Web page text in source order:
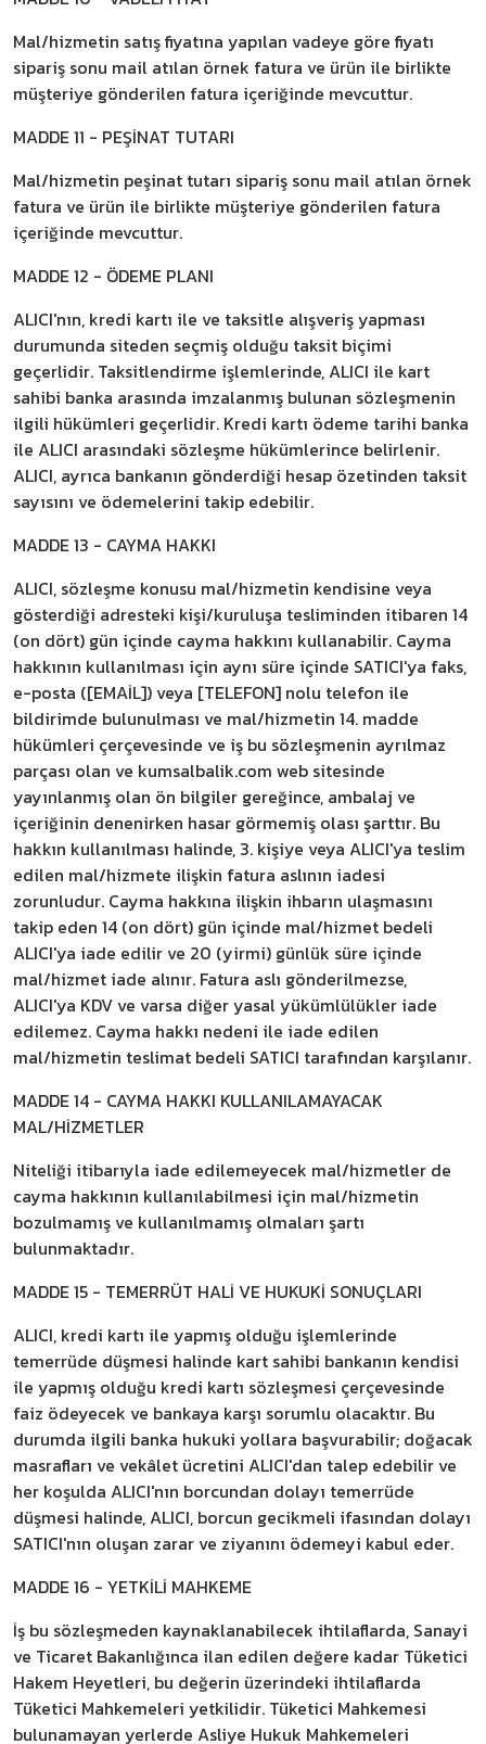
Mal/hizmetin satış fiyatına yapılan vadeye göre fiyatı
sipariş sonu mail atılan örnek fatura ve ürün ile birlikte
müşteriye gönderilen fatura içeriğinde mevcuttur.
MADDE 11 - PEŞİNAT TUTARI
Mal/hizmetin peşinat tutarı sipariş sonu mail atılan örnek
fatura ve ürün ile birlikte müşteriye gönderilen fatura
içeriğinde mevcuttur.
MADDE 12 - ÖDEME PLANI
ALICI'nın, kredi kartı ile ve taksitle alışveriş yapması
durumunda siteden seçmiş olduğu taksit biçimi
geçerlidir. Taksitlendirme işlemlerinde, ALICI ile kart
sahibi banka arasında imzalanmış bulunan sözleşmenin
ilgili hükümleri geçerlidir. Kredi kartı ödeme tarihi banka
ile ALICI arasındaki sözleşme hükümlerince belirlenir.
ALICI, ayrıca bankanın gönderdiği hesap özetinden taksit
sayısını ve ödemelerini takip edebilir.
MADDE 13 - CAYMA HAKKI
ALICI, sözleşme konusu mal/hizmetin kendisine veya
gösterdiği adresteki kişi/kuruluşa tesliminden itibaren 14
(on dört) gün içinde cayma hakkını kullanabilir. Cayma
hakkının kullanılması için aynı süre içinde SATICI'ya faks,
e-posta ([EMAİL]) veya [TELEFON] nolu telefon ile
bildirimde bulunulması ve mal/hizmetin 14. madde
hükümleri çerçevesinde ve iş bu sözleşmenin ayrılmaz
parçası olan ve kumsalbalik.com web sitesinde
yayınlanmış olan ön bilgiler gereğince, ambalaj ve
içeriğinin denenirken hasar görmemiş olası şarttır. Bu
hakkın kullanılması halinde, 3. kişiye veya ALICI'ya teslim
edilen mal/hizmete ilişkin fatura aslının iadesi
zorunludur. Cayma hakkına ilişkin ihbarın ulaşmasını
takip eden 14 (on dört) gün içinde mal/hizmet bedeli
ALICI'ya iade edilir ve 20 (yirmi) günlük süre içinde
mal/hizmet iade alınır. Fatura aslı gönderilmezse,
ALICI'ya KDV ve varsa diğer yasal yükümlülükler iade
edilemez. Cayma hakkı nedeni ile iade edilen
mal/hizmetin teslimat bedeli SATICI tarafından karşılanır.
MADDE 14 - CAYMA HAKKI KULLANILAMAYACAK
MAL/HİZMETLER
Niteliği itibarıyla iade edilemeyecek mal/hizmetler de
cayma hakkının kullanılabilmesi için mal/hizmetin
bozulmamış ve kullanılmamış olmaları şartı
bulunmaktadır.
MADDE 15 - TEMERRÜT HALİ VE HUKUKİ SONUÇLARI
ALICI, kredi kartı ile yapmış olduğu işlemlerinde
temerrüde düşmesi halinde kart sahibi bankanın kendisi
ile yapmış olduğu kredi kartı sözleşmesi çerçevesinde
faiz ödeyecek ve bankaya karşı sorumlu olacaktır. Bu
durumda ilgili banka hukuki yollara başvurabilir; doğacak
masrafları ve vekâlet ücretini ALICI'dan talep edebilir ve
her koşulda ALICI'nın borcundan dolayı temerrüde
düşmesi halinde, ALICI, borcun gecikmeli ifasından dolayı
SATICI'nın oluşan zarar ve ziyanını ödemeyi kabul eder.
MADDE 16 - YETKİLİ MAHKEME
İş bu sözleşmeden kaynaklanabilecek ihtilaflarda, Sanayi
ve Ticaret Bakanlığınca ilan edilen değere kadar Tüketici
Hakem Heyetleri, bu değerin üzerindeki ihtilaflarda
Tüketici Mahkemeleri yetkilidir. Tüketici Mahkemesi
bulunamayan yerlerde Asliye Hukuk Mahkemeleri